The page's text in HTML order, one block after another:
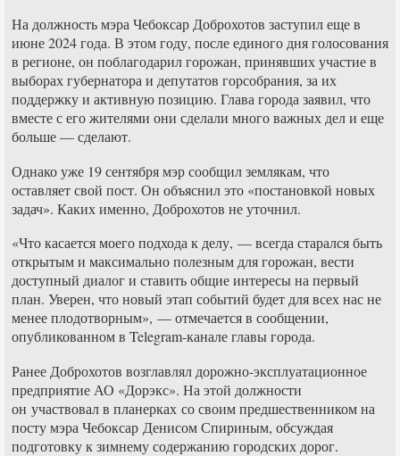
На должность мэра Чебоксар Доброхотов заступил еще в
июне 2024 года. В этом году, после единого дня голосования
в регионе, он поблагодарил горожан, принявших участие в
выборах губернатора и депутатов горсобрания, за их
поддержку и активную позицию. Глава города заявил, что
вместе с его жителями они сделали много важных дел и еще
больше — сделают.
Однако уже 19 сентября мэр сообщил землякам, что
оставляет свой пост. Он объяснил это «постановкой новых
задач». Каких именно, Доброхотов не уточнил.
«Что касается моего подхода к делу, — всегда старался быть
открытым и максимально полезным для горожан, вести
доступный диалог и ставить общие интересы на первый
план. Уверен, что новый этап событий будет для всех нас не
менее плодотворным», — отмечается в сообщении,
опубликованном в Telegram-канале главы города.
Ранее Доброхотов возглавлял дорожно-эксплуатационное
предприятие АО «Дорэкс». На этой должности
он участвовал в планерках со своим предшественником на
посту мэра Чебоксар Денисом Спириным, обсуждая
подготовку к зимнему содержанию городских дорог.